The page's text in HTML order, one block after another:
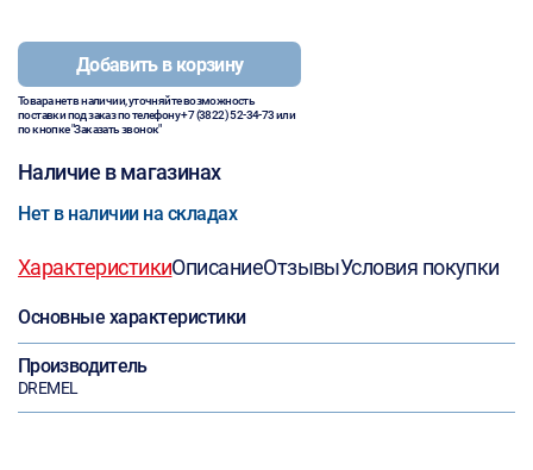
Добавить в корзину
Товара нет в наличии, уточняйте возможность
поставки под заказ по телефону+7 (3822) 52-34-73или
по кнопке "Заказать звонок"
Наличие в магазинах
Нет в наличии на складах
ХарактеристикиОписаниеОтзывыУсловия покупки
Основные характеристики
Производитель
DREMEL